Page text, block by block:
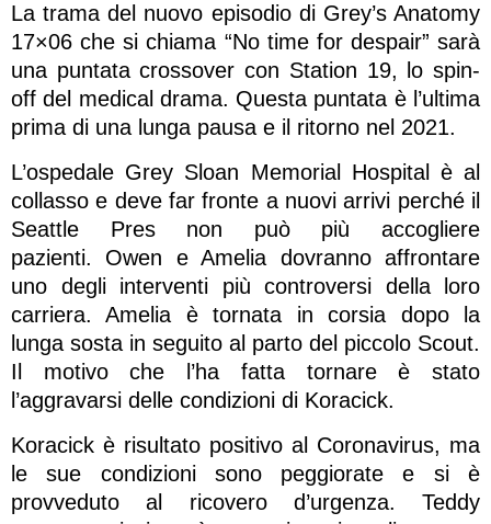
La trama del nuovo episodio di Grey’s Anatomy
17×06 che si chiama “No time for despair” sarà
una puntata crossover con Station 19, lo spin-
off del medical drama. Questa puntata è l’ultima
prima di una lunga pausa e il ritorno nel 2021.
L’ospedale Grey Sloan Memorial Hospital è al
collasso e deve far fronte a nuovi arrivi perché il
Seattle Pres non può più accogliere
pazienti. Owen e Amelia dovranno affrontare
uno degli interventi più controversi della loro
carriera. Amelia è tornata in corsia dopo la
lunga sosta in seguito al parto del piccolo Scout.
Il motivo che l’ha fatta tornare è stato
l’aggravarsi delle condizioni di Koracick.
Koracick è risultato positivo al Coronavirus, ma
le sue condizioni sono peggiorate e si è
provveduto al ricovero d’urgenza. Teddy